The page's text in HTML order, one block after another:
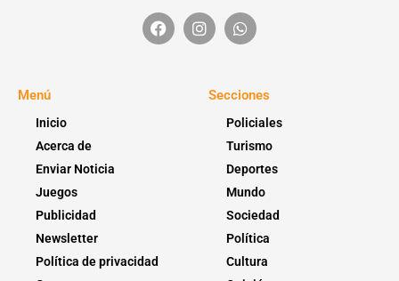
Menú
Inicio
Acerca de
Enviar Noticia
Juegos
Publicidad
Newsletter
Política de privacidad
Secciones
Policiales
Turismo
Deportes
Mundo
Sociedad
Política
Cultura